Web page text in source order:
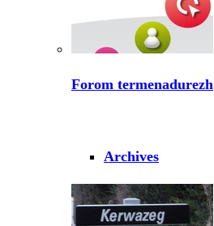
Forom termenadurezh
Archives